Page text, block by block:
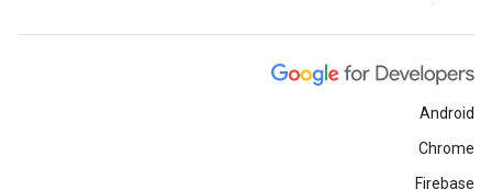
Android
Chrome
Firebase